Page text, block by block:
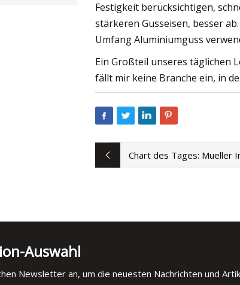
Festigkeit berücksichtigen,
stärkeren Gusseisen, besser
Umfang Aluminiumguss
Ein Großteil unseres täglichen
fällt mir keine Branche ein, in
Chart des Tages: Mueller
Auswahl
Newsletter an, um die neuesten Nachrichten und